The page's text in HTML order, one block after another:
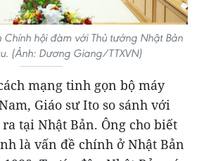
Chính hội đàm với Thủ tướng Nhật Bản
(Ảnh: Dương Giang/TTXVN)
mạng tinh gọn bộ máy
Giáo sư Ito so sánh với
tại Nhật Bản. Ông cho biết
là vấn đề chính ở Nhật Bản